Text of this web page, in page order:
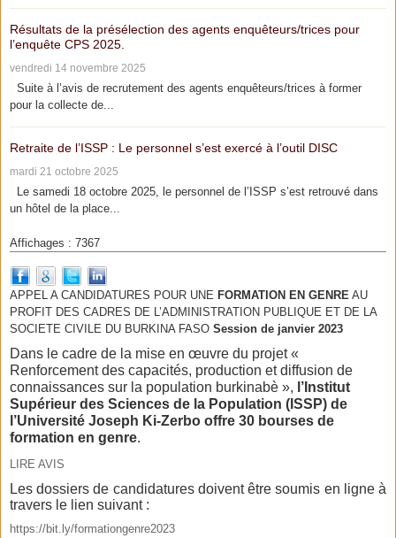
Résultats de la présélection des agents enquêteurs/trices pour
l’enquête CPS 2025.
vendredi 14 novembre 2025
Suite à l’avis de recrutement des agents enquêteurs/trices à former
pour la collecte de...
Retraite de l’ISSP : Le personnel s’est exercé à l’outil DISC
mardi 21 octobre 2025
Le samedi 18 octobre 2025, le personnel de l’ISSP s’est retrouvé dans
un hôtel de la place...
Affichages : 7367
APPEL A CANDIDATURES POUR UNE FORMATION EN GENRE AU
PROFIT DES CADRES DE L’ADMINISTRATION PUBLIQUE ET DE LA
SOCIETE CIVILE DU BURKINA FASO Session de janvier 2023
Dans le cadre de la mise en œuvre du projet «
Renforcement des capacités, production et diffusion de
connaissances sur la population burkinabè », l’Institut
Supérieur des Sciences de la Population (ISSP) de
l’Université Joseph Ki-Zerbo offre 30 bourses de
formation en genre.
LIRE AVIS
Les dossiers de candidatures doivent être soumis en ligne à
travers le lien suivant :
https://bit.ly/formationgenre2023